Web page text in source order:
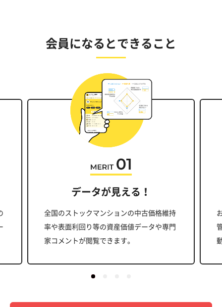
会員になるとできること
データが見える！
全国のストックマンションの中古価格維持
率や表面利回り等の資産価値データや専門
家コメントが閲覧できます。